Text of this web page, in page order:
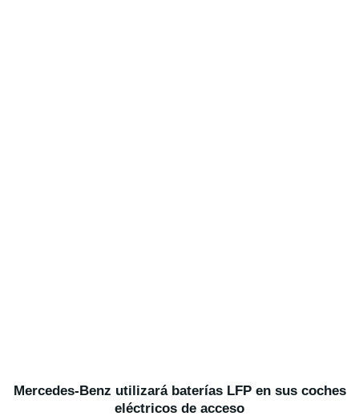
Mercedes-Benz utilizará baterías LFP en sus coches
eléctricos de acceso